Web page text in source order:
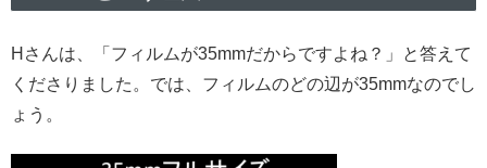
Hさんは、「フィルムが35mmだからですよね？」と答えて
くださりました。では、フィルムのどの辺が35mmなのでし
ょう。